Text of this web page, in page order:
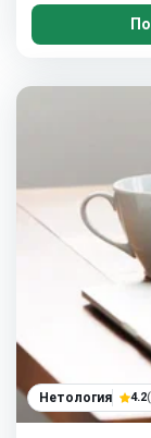
Нетология 4.2